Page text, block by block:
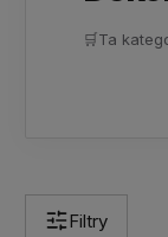
🛒Ta
Filtry